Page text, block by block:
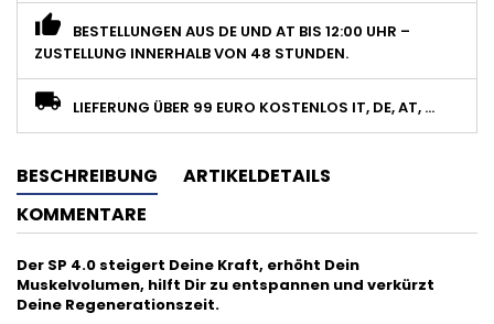
BESTELLUNGEN AUS DE UND AT BIS 12:00 UHR –
ZUSTELLUNG INNERHALB VON 48 STUNDEN.
LIEFERUNG ÜBER 99 EURO KOSTENLOS IT, DE, AT, ...
BESCHREIBUNG
ARTIKELDETAILS
KOMMENTARE
Der SP 4.0 steigert Deine Kraft, erhöht Dein
Muskelvolumen, hilft Dir zu entspannen und verkürzt
Deine Regenerationszeit.